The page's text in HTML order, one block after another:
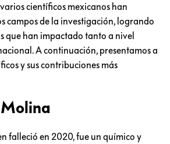
científicos mexicanos han
campos de la investigación, logrando
que han impactado tanto a nivel
A continuación, presentamos a
y sus contribuciones más
Molina
falleció en 2020, fue un químico y